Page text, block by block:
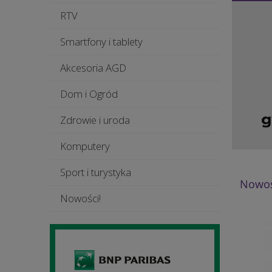
RTV
Smartfony i tablety
Akcesoria AGD
Dom i Ogród
Zdrowie i uroda
Komputery
Sport i turystyka
Nowości!